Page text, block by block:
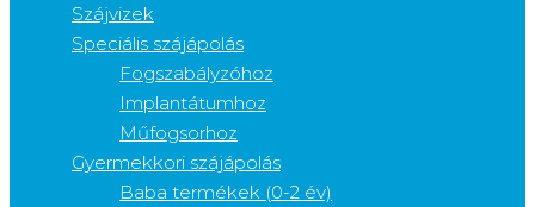
Szájvizek
Speciális szájápolás
Fogszabályzóhoz
Implantátumhoz
Műfogsorhoz
Gyermekkori szájápolás
Baba termékek (0-2 év)